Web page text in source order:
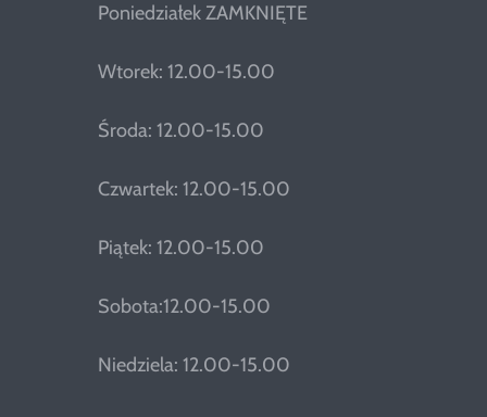
Poniedziałek ZAMKNIĘTE
Wtorek: 12.00-15.00
Środa: 12.00-15.00
Czwartek: 12.00-15.00
Piątek: 12.00-15.00
Sobota:12.00-15.00
Niedziela: 12.00-15.00